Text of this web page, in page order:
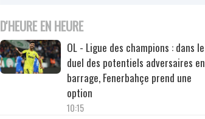
D'HEURE EN HEURE
OL - Ligue des champions : dans le
duel des potentiels adversaires en
barrage, Fenerbahçe prend une
option
10:15